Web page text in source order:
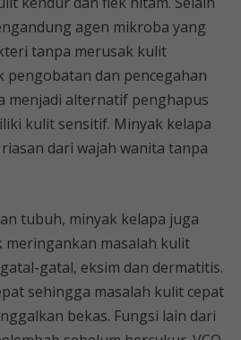
agen mikroba yang
tanpa merusak kulit
pengobatan dan pencegahan
menjadi alternatif penghapus
kulit sensitif. Minyak kelapa
dari wajah wanita tanpa
tubuh, minyak kelapa juga
meringankan masalah kulit
gatal, eksim dan dermatitis.
sehingga masalah kulit cepat
bekas. Fungsi lain dari